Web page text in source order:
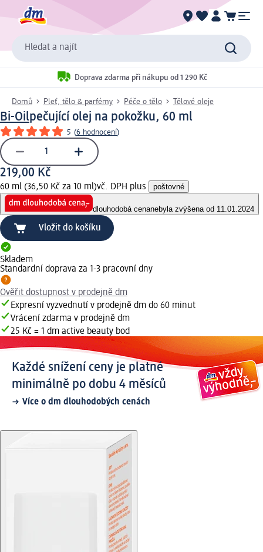
Hledat a najít
Doprava zdarma při nákupu od 1 290 Kč
Domů Pleť, tělo & parfémy Péče o tělo Tělové oleje
Bi-Oilpečující olej na pokožku, 60 ml
5 (6 hodnocení)
219,00 Kč
60 ml (36,50 Kč za 10 ml)vč. DPH plus poštovné
dlouhodobá cenanebyla zvýšena od 11.01.2024
Vložit do košíku
Skladem
Standardní doprava za 1-3 pracovní dny
Ověřit dostupnost v prodejně dm
Expresní vyzvednutí v prodejně dm do 60 minut
Vrácení zdarma v prodejně dm
25 Kč = 1 dm active beauty bod
Každé snížení ceny je platné
minimálně po dobu 4 měsíců
Více o dm dlouhodobých cenách